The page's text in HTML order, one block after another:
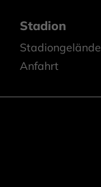
Stadion
Stadiongelände
Anfahrt